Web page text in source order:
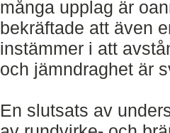
många upplag är
bekräftade att även
instämmer i att
och jämndraghet är
En slutsats av